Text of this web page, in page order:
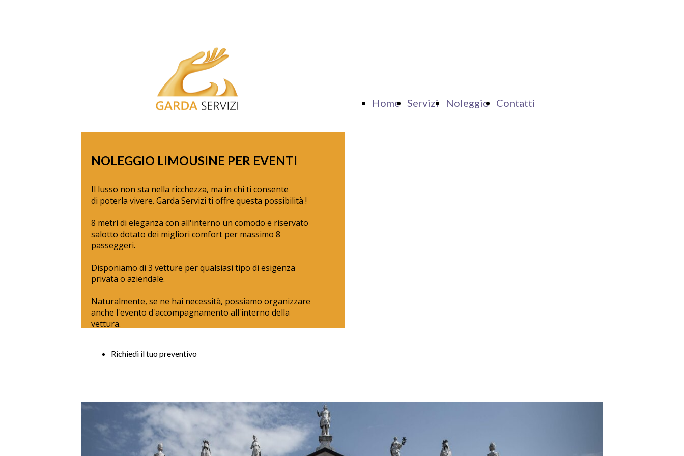
Home Servizi Noleggio Contatti
NOLEGGIO LIMOUSINE PER EVENTI
Il lusso non sta nella ricchezza, ma in chi ti consente
di poterla vivere. Garda Servizi ti offre questa possibilità !
8 metri di eleganza con all'interno un comodo e riservato
salotto dotato dei migliori comfort per massimo 8
passeggeri.
Disponiamo di 3 vetture per qualsiasi tipo di esigenza
privata o aziendale.
Naturalmente, se ne hai necessità, possiamo organizzare
anche l'evento d'accompagnamento all'interno della
vettura.
Richiedi il tuo preventivo